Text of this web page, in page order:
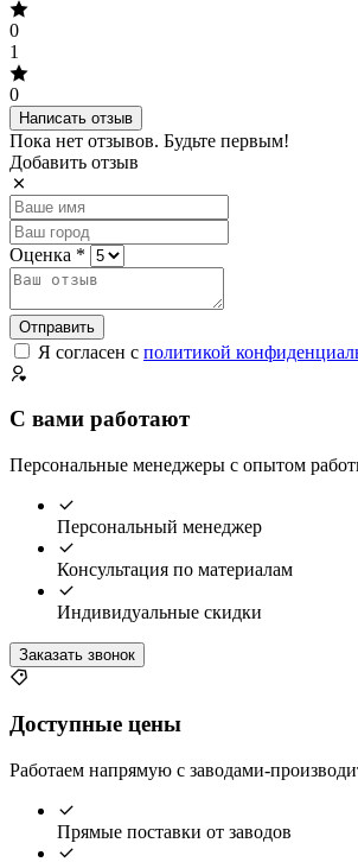
0
1
0
Написать отзыв
Пока нет отзывов. Будьте первым!
Добавить отзыв
Оценка *
Отправить
Я согласен с политикой
С вами работают
Персональные менеджеры с опытом
Персональный менеджер
Консультация по материалам
Индивидуальные скидки
Заказать звонок
Доступные цены
Работаем напрямую с заводами-
Прямые поставки от заводов